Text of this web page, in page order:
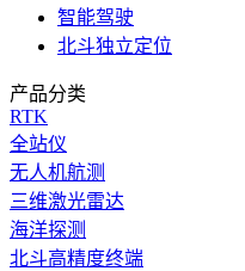
智能驾驶
北斗独立定位
产品分类
RTK
全站仪
无人机航测
三维激光雷达
海洋探测
北斗高精度终端